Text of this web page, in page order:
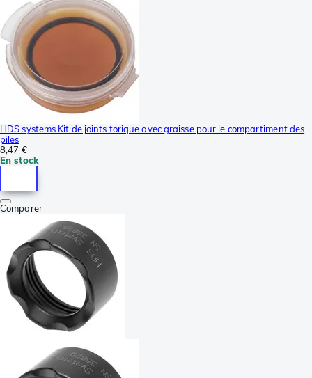
HDS systems Kit de joints torique avec graisse pour le compartiment des
piles
8,47 €
En stock
Comparer